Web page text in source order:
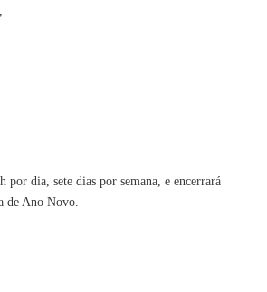
por dia, sete dias por semana, e encerrará
de Ano Novo.